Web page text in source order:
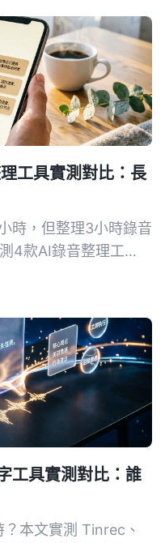
工具實測對比：長
時，但整理3小時錄音
4款AI錄音整理工
工具實測對比：誰
本文實測 Tinrec、